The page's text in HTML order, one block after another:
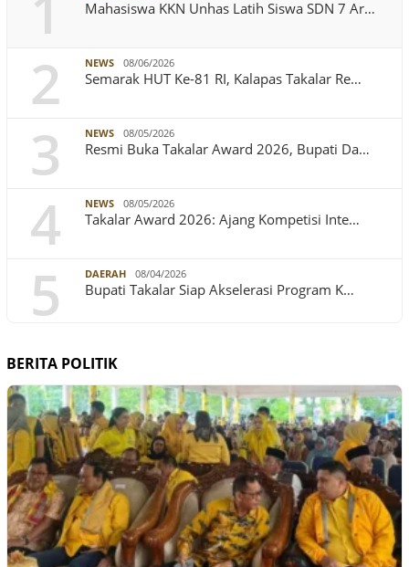
Mahasiswa KKN Unhas Latih Siswa SDN 7 Ar…
2 NEWS 08/06/2026
Semarak HUT Ke-81 RI, Kalapas Takalar Re…
3 NEWS 08/05/2026
Resmi Buka Takalar Award 2026, Bupati Da…
4 NEWS 08/05/2026
Takalar Award 2026: Ajang Kompetisi Inte…
5 DAERAH 08/04/2026
Bupati Takalar Siap Akselerasi Program K…
BERITA POLITIK